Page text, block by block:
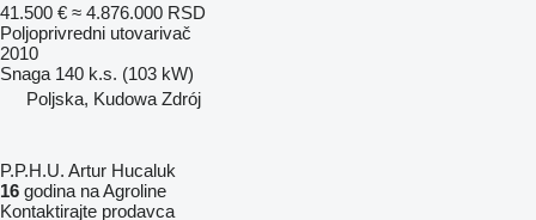
41.500 € ≈ 4.876.000 RSD
Poljoprivredni utovarivač
2010
Snaga 140 k.s. (103 kW)
Poljska, Kudowa Zdrój
P.P.H.U. Artur Hucaluk
16 godina na Agroline
Kontaktirajte prodavca